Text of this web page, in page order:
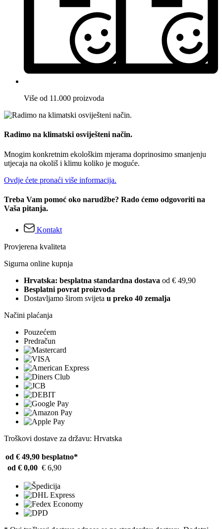
Više od 11.000 proizvoda
Radimo na klimatski osviješteni način.
Mnogim konkretnim ekološkim mjerama doprinosimo smanjenju
utjecaja na okoliš i klimu koliko je moguće.
Ovdje ćete pronaći više informacija.
Treba Vam pomoć oko narudžbe? Rado ćemo odgovoriti na
Vaša pitanja.
Kontakt
Provjerena kvaliteta
Sigurna online kupnja
Hrvatska: besplatna standardna dostava od € 49,90
Besplatni povrat proizvoda
Dostavljamo širom svijeta u preko 40 zemalja
Načini plaćanja
Pouzećem
Predračun
Troškovi dostave za državu: Hrvatska
od € 49,90 besplatno*
od € 0,00 € 6,90